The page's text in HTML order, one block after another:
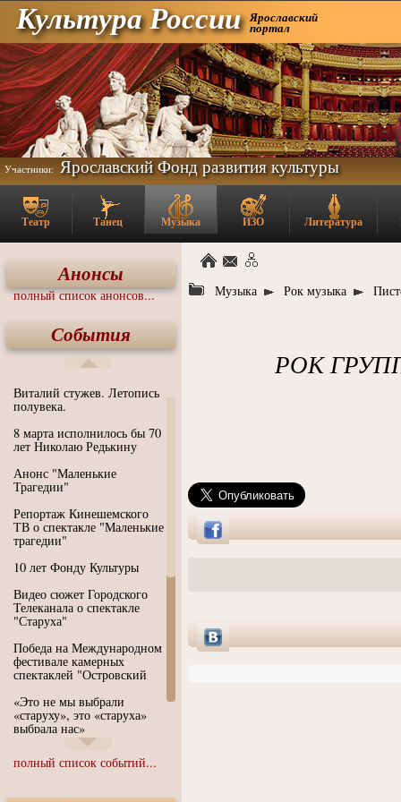
Культура России Ярославский
портал
Участники: Ярославский Фонд развития культуры
Театр Танец Музыка ИЗО Литература
Анонсы
полный список анонсов...
События
Виталий стужев. Летопись
полувека.
8 марта исполнилось бы 70
лет Николаю Редькину
Анонс "Маленькие
Трагедии"
Репортаж Кинешемского
ТВ о спектакле "Маленькие
трагедии"
10 лет Фонду Культуры
Видео сюжет Городского
Телеканала о спектакле
"Старуха"
Победа на Международном
фестивале камерных
спектаклей "Островский
«Это не мы выбрали
«старуху», это «старуха»
выбрала нас»
Иммерсивный спектакль
"Язык чистого полета
полный список событий...
Музыка Рок музыка
РОК